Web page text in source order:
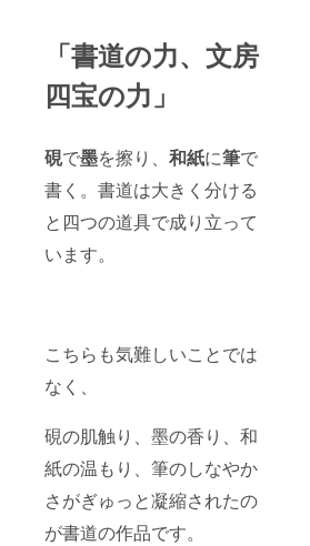
「書道の力、文房
四宝の力」
硯で墨を擦り、 和紙に筆で
書く。書道は大きく分ける
と四つの道具で成り立って
います。
こちらも気難しいことでは
なく、
硯の肌触り、墨の香り、和
紙の温もり、筆のしなやか
さがぎゅっと凝縮されたの
が書道の作品です。